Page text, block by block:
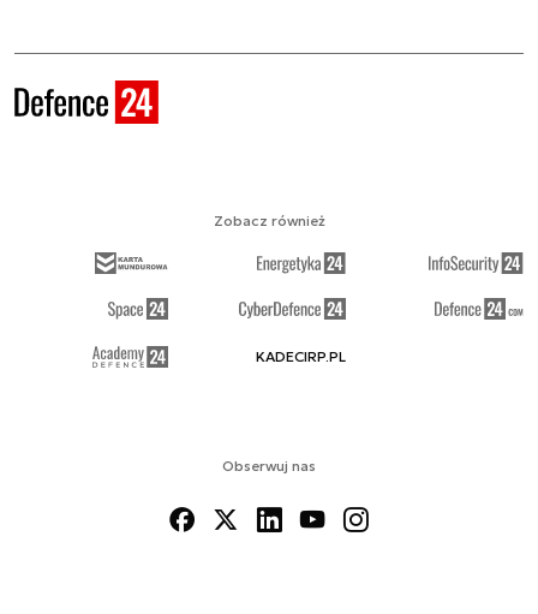
Obserwuj nas
Zobacz również
KADECIRP.PL